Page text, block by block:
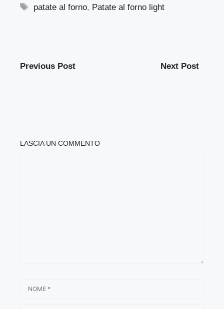
Tag
patate al forno, Patate al forno light
Previous Post Next Post
LASCIA UN COMMENTO